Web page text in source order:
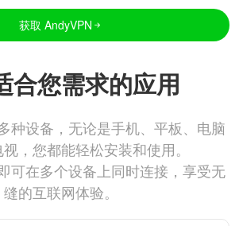
获取 AndyVPN
合您需求的应用
种设备，无论是手机、平板、电脑
，您都能轻松安装和使用。
可在多个设备上同时连接，享受无
缝的互联网体验。